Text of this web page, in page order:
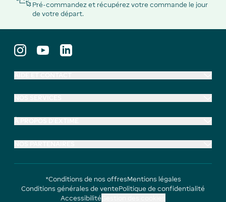
Pré-commandez et récupérez votre commande le jour
de votre départ.
*Conditions de nos offresMentions légales
Conditions générales de ventePolitique de confidentialité
Accessibilité